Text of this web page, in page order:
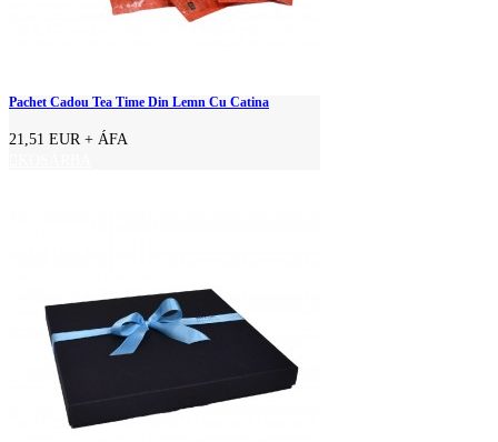
Pachet Cadou Tea Time Din Lemn Cu Catina
21,51 EUR + ÁFA